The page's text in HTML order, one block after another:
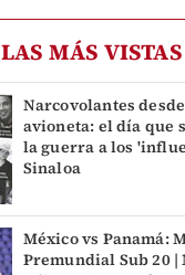
LAS MÁS VISTAS
Narcovolantes
avioneta: el día que
la guerra a los
Sinaloa
México vs Panamá:
Premundial Sub 20 |